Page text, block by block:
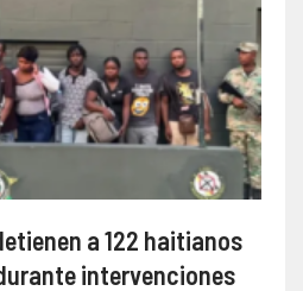
a 122 haitianos
intervenciones